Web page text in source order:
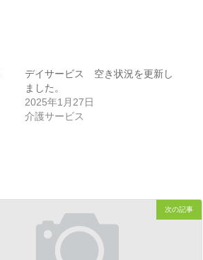
デイサービス 空き状況を更新し
ました。
2025年1月27日
介護サービス
次の記事